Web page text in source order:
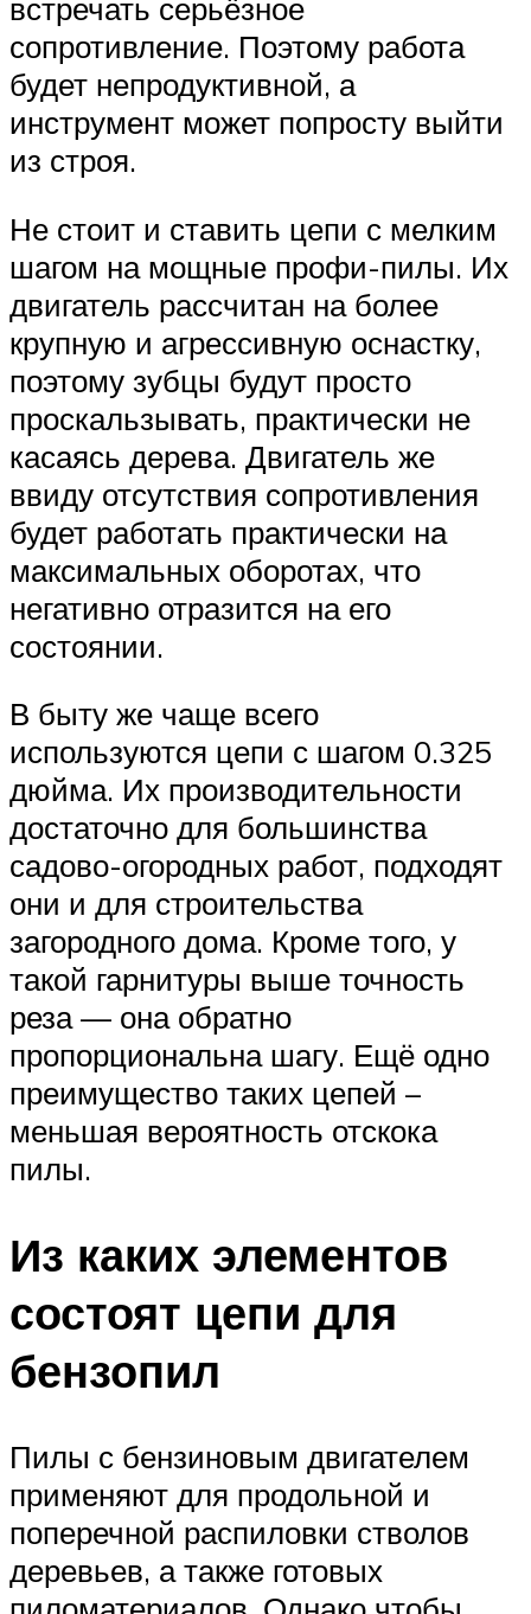
встречать серьёзное
сопротивление. Поэтому работа
будет непродуктивной, а
инструмент может попросту выйти
из строя.
Не стоит и ставить цепи с мелким
шагом на мощные профи-пилы. Их
двигатель рассчитан на более
крупную и агрессивную оснастку,
поэтому зубцы будут просто
проскальзывать, практически не
касаясь дерева. Двигатель же
ввиду отсутствия сопротивления
будет работать практически на
максимальных оборотах, что
негативно отразится на его
состоянии.
В быту же чаще всего
используются цепи с шагом 0.325
дюйма. Их производительности
достаточно для большинства
садово-огородных работ, подходят
они и для строительства
загородного дома. Кроме того, у
такой гарнитуры выше точность
реза — она обратно
пропорциональна шагу. Ещё одно
преимущество таких цепей –
меньшая вероятность отскока
пилы.
Из каких элементов
состоят цепи для
бензопил
Пилы с бензиновым двигателем
применяют для продольной и
поперечной распиловки стволов
деревьев, а также готовых